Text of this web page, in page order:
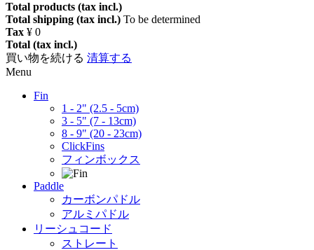
Total products (tax incl.)
Total shipping (tax incl.) To be determined
Tax ¥ 0
Total (tax incl.)
買い物を続ける 清算する
Menu
Fin
1 - 2" (2.5 - 5cm)
3 - 5" (7 - 13cm)
8 - 9" (20 - 23cm)
ClickFins
フィンボックス
Paddle
カーボンパドル
アルミパドル
リーシュコード
ストレート